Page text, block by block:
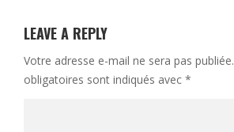
LEAVE A REPLY
Votre adresse e-mail ne sera pas publiée.
obligatoires sont indiqués avec *